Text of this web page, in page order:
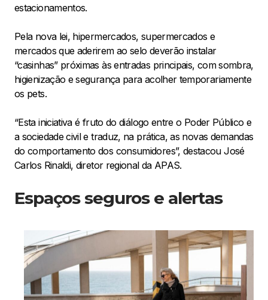
estacionamentos.
Pela nova lei, hipermercados, supermercados e
mercados que aderirem ao selo deverão instalar
“casinhas” próximas às entradas principais, com sombra,
higienização e segurança para acolher temporariamente
os pets.
“Esta iniciativa é fruto do diálogo entre o Poder Público e
a sociedade civil e traduz, na prática, as novas demandas
do comportamento dos consumidores”, destacou José
Carlos Rinaldi, diretor regional da APAS.
Espaços seguros e alertas